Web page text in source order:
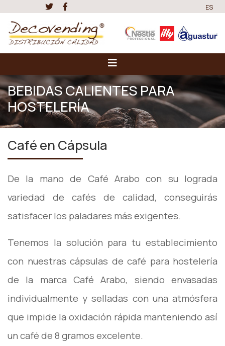
ES
BEBIDAS CALIENTES PARA
HOSTELERÍA
Café en Cápsula
De la mano de Café Arabo con su lograda
variedad de cafés de calidad, conseguirás
satisfacer los paladares más exigentes.
Tenemos la solución para tu establecimiento
con nuestras cápsulas de café para hostelería
de la marca Café Arabo, siendo envasadas
individualmente y selladas con una atmósfera
que impide la oxidación rápida manteniendo así
un café de 8 gramos excelente.